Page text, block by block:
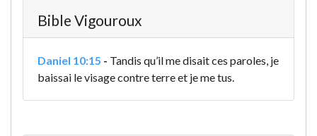
Bible Vigouroux
Daniel 10:15 - Tandis qu’il me disait ces paroles, je
baissai le visage contre terre et je me tus.